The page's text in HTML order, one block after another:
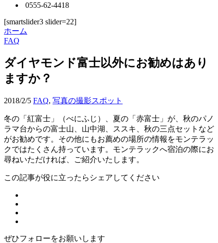
0555-62-4418
[smartslider3 slider=22]
ホーム
FAQ
ダイヤモンド富士以外にお勧めはあり
ますか？
2018/2/5 FAQ, 写真の撮影スポット
冬の「紅富士」（べにふじ）、夏の「赤富士」が、秋のパノ
ラマ台からの富士山、山中湖、ススキ、秋の三点セットなど
がお勧めです。その他にもお薦めの場所の情報をモンテラッ
クではたくさん持っています。モンテラックへ宿泊の際にお
尋ねいただければ、ご紹介いたします。
この記事が役に立ったらシェアしてください
ぜひフォローをお願いします